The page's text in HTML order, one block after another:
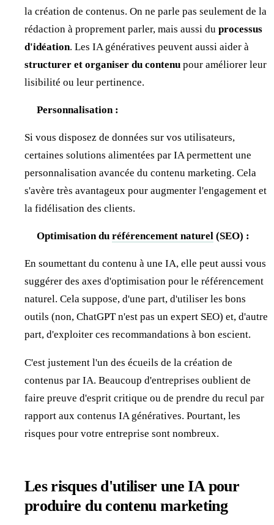
la création de contenus. On ne parle pas seulement de la
rédaction à proprement parler, mais aussi du processus
d'idéation. Les IA génératives peuvent aussi aider à
structurer et organiser du contenu pour améliorer leur
lisibilité ou leur pertinence.
Personnalisation :
Si vous disposez de données sur vos utilisateurs,
certaines solutions alimentées par IA permettent une
personnalisation avancée du contenu marketing. Cela
s'avère très avantageux pour augmenter l'engagement et
la fidélisation des clients.
Optimisation du référencement naturel (SEO) :
En soumettant du contenu à une IA, elle peut aussi vous
suggérer des axes d'optimisation pour le référencement
naturel. Cela suppose, d'une part, d'utiliser les bons
outils (non, ChatGPT n'est pas un expert SEO) et, d'autre
part, d'exploiter ces recommandations à bon escient.
C'est justement l'un des écueils de la création de
contenus par IA. Beaucoup d'entreprises oublient de
faire preuve d'esprit critique ou de prendre du recul par
rapport aux contenus IA génératives. Pourtant, les
risques pour votre entreprise sont nombreux.
Les risques d'utiliser une IA pour
produire du contenu marketing